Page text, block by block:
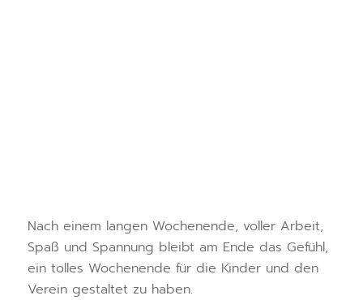
Nach einem langen Wochenende, voller Arbeit,
Spaß und Spannung bleibt am Ende das Gefühl,
ein tolles Wochenende für die Kinder und den
Verein gestaltet zu haben.